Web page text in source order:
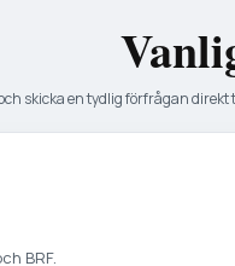
skicka en tydlig förfrågan direkt
BRF.